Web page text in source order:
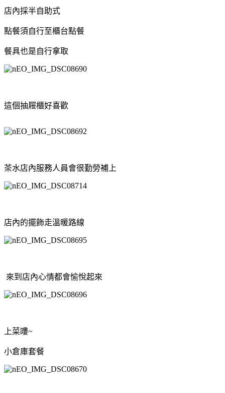
店內採半自助式
點餐須自行至櫃台點餐
餐具也是自行拿取
這個抽屜櫃好喜歡
茶水店內服務人員會很勤勞補上
店內的擺飾走溫暖路線
來到店內心情都會愉悅起來
上菜嘍~
小倉庫套餐